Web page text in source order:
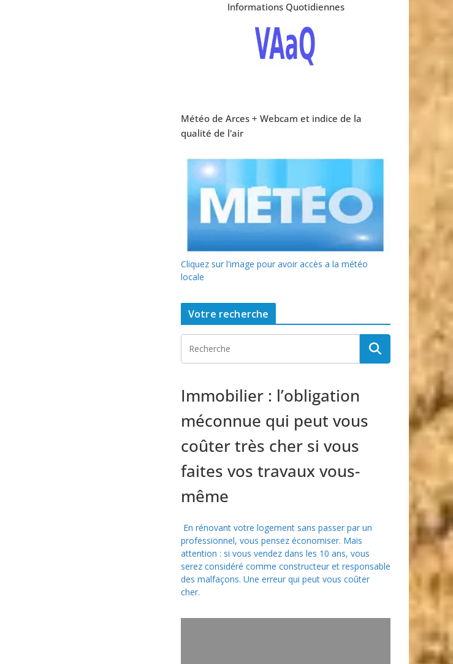
Informations Quotidiennes
Météo de Arces + Webcam et indice de la
qualité de l'air
Cliquez sur l'image pour avoir accès a la météo
locale
Votre recherche
Immobilier : l’obligation
méconnue qui peut vous
coûter très cher si vous
faites vos travaux vous-
même
En rénovant votre logement sans passer par un
professionnel, vous pensez économiser. Mais
attention : si vous vendez dans les 10 ans, vous
serez considéré comme constructeur et responsable
des malfaçons. Une erreur qui peut vous coûter
cher.